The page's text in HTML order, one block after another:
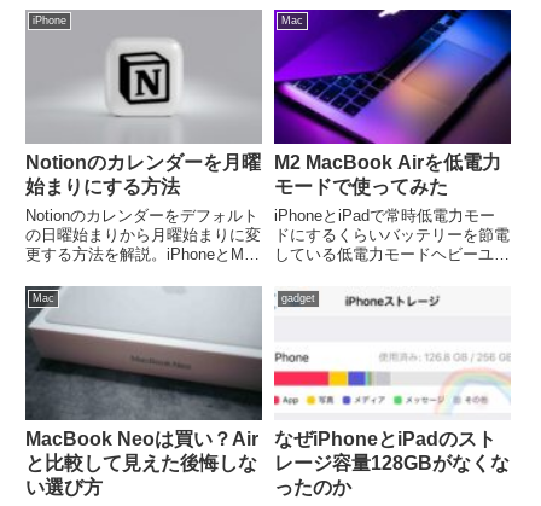
楽・動画視聴を可能にする方法を
詳しく解説します。
ルケーブルを購入したことでデス
クがおしゃれになったので解説し
ます。(function(b,c,f,g,a,d,...
iPhone
Notionのカレンダーを月曜
始まりにする方法
Notionのカレンダーをデフォルト
の日曜始まりから月曜始まりに変
更する方法を解説。iPhoneとMac
テップで紹介。より使いやすいカ
レンダー表示にカスタマイズしま
しょう。
Mac
M2 MacBook Airを低電力
モードで使ってみた
iPhoneとiPadで常時低電力モー
ドにするくらいバッテリーを節電
している低電力モードヘビーユー
電力モードが実装されたので試し
てみました。結果、低電力モード
GPUは約26〜3...
Mac
MacBook Neoは買い？Air
と比較して見えた後悔しな
い選び方
gadget
なぜiPhoneとiPadのスト
レージ容量128GBがなくな
ったのか